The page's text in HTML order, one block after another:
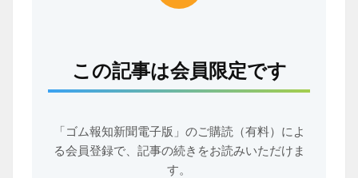
この記事は会員限定です
「ゴム報知新聞電子版」のご購読（有料）によ
る会員登録で、 記事の続きをお読みいただけま
す。